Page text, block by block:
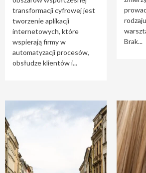
transformacji cyfrowej jest
tworzenie aplikacji
internetowych, które
wspierają firmy w
automatyzacji procesów,
obsłudze klientów i...
Brak...